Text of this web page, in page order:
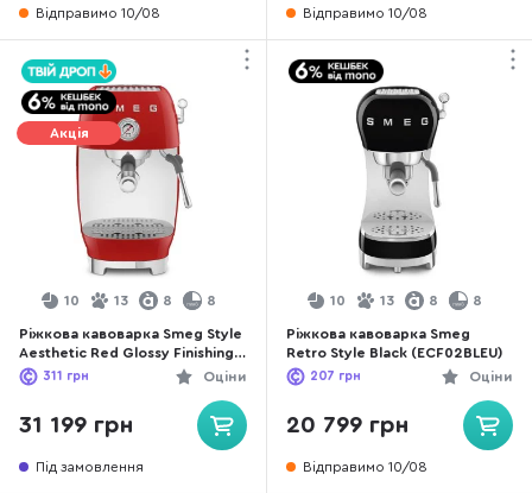
Відправимо 10/08 Відправимо 10/08
Акція
10 13 8 8
Ріжкова кавоварка Smeg Style
Aesthetic Red Glossy Finishing
(ECF03RDEU)
Оціни
311 грн
31 199 грн
Під замовлення
10 13 8 8
Ріжкова кавоварка Smeg
Retro Style Black (ECF02BLEU)
Оціни
207 грн
20 799 грн
Відправимо 10/08